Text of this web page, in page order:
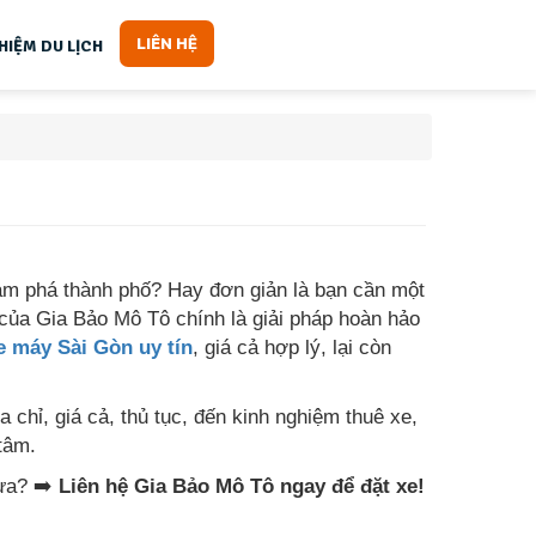
DU LỊCH LIÊN HỆ
phá thành phố? Hay đơn giản là bạn cần một
Gia Bảo Mô Tô chính là giải pháp hoàn hảo
máy Sài Gòn uy tín, giá cả hợp lý, lại còn
giá cả, thủ tục, đến kinh nghiệm thuê xe,
➡️ Liên hệ Gia Bảo Mô Tô ngay để đặt xe!